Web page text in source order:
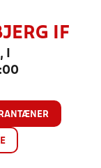
IF